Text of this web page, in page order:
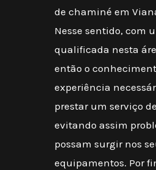
de chaminé em
Nesse sentido, com
qualificada nesta
então o
experiência
prestar um serviço
evitando assim
possam surgir nos
equipamentos. Por